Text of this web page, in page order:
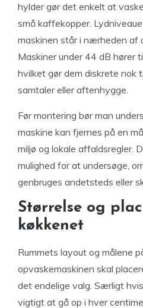
hylder gør det enkelt at
små kaffekopper.
maskinen står i nærheden af
Maskiner under 44 dB hører
hvilket gør dem diskrete nok
samtaler eller aftenhygge.
Før montering bør man
maskine kan fjernes på en
miljø og lokale affaldsregler.
mulighed for at undersøge,
genbruges andetsteds eller
Størrelse og
køkkenet
Rummets layout og målene
opvaskemaskinen skal
det endelige valg. Særligt
vigtigt at gå op i hver